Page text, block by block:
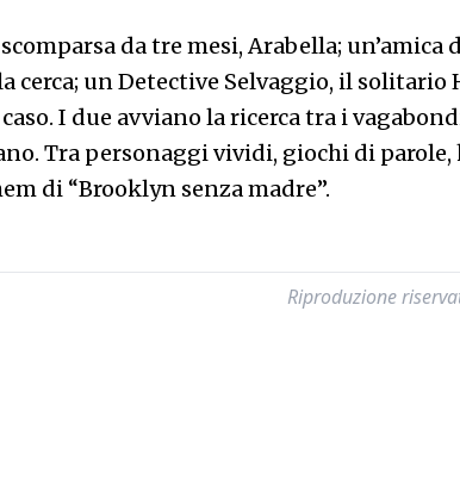
da tre mesi, Arabella; un’amica
cerca; un Detective Selvaggio, il solitario
I due avviano la ricerca tra i
Tra personaggi vividi, giochi di parole,
di “Brooklyn senza madre”.
Riproduzione